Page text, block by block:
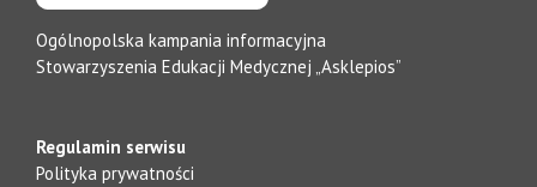
Ogólnopolska kampania informacyjna
Stowarzyszenia Edukacji Medycznej „Asklepios”
Regulamin serwisu
Polityka prywatności